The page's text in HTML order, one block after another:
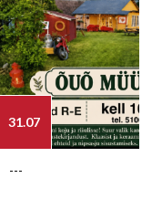
31.07
---